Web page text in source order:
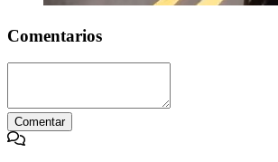
Comentarios
Comentar